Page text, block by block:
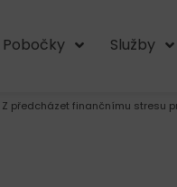
Pobočky Služby
předcházet finančnímu stresu